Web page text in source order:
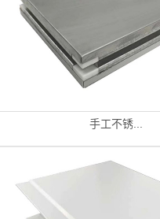
手工不锈...